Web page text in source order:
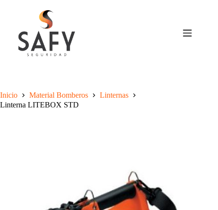
Inicio Material Bomberos
Linternas
Linterna LITEBOX STD